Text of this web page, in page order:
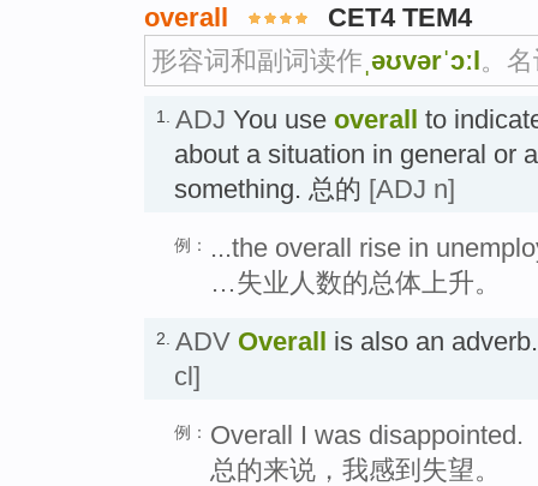
overall
CET4 TEM4
形容词和副词读作 ˌəʊvərˈɔːl。
1. ADJ You use overall to
about a situation in general or
something. 总的 [ADJ n]
例：
...the overall rise in
…失业人数的总体上升。
2. ADV Overall is also an
cl]
例： Overall I was disappointed.
总的来说，我感到失望。